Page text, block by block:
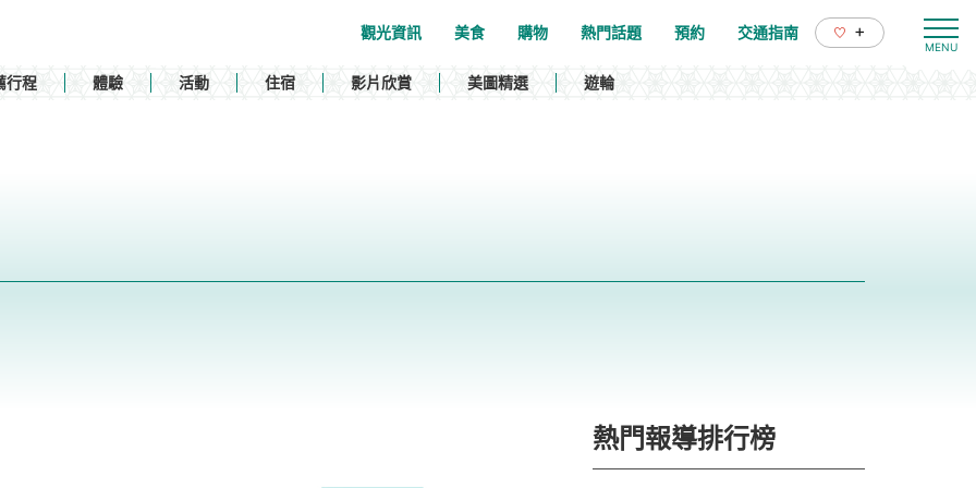
觀光資訊 美食 購物 熱門話題 預約 交通指南 +
行程 體驗 活動 住宿 影片欣賞 美圖精選 遊輪
熱門報導排行榜